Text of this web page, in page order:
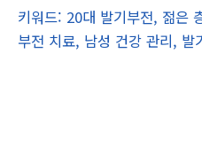
키워드: 20대 발기부전, 젊은
부전 치료, 남성 건강 관리, 발